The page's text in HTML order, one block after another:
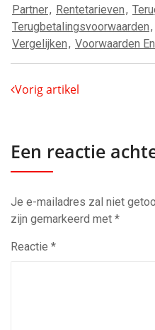
Partner, Rentetarieven,
Terugbetalingsvoorwaarden,
Vergelijken, Voorwaarden
Vorig artikel
Een reactie
Je e-mailadres zal niet
zijn gemarkeerd met *
Reactie *